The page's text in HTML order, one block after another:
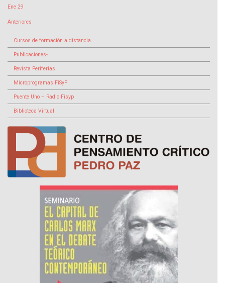
Ene 29
Anteriores
Cursos de formación a distancia
Publicaciones-
Revista Periferias
Microprogramas FiSyP
Puente Uno – Radio Fisyp
Biblioteca Virtual